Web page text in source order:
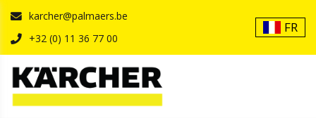
karcher@palmaers.be
+32 (0) 11 36 77 00
FR